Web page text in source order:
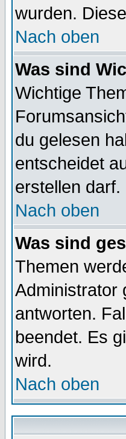
wurden.
Nach oben
Was sind
Wichtige
du gelesen
entscheidet
erstellen darf.
Nach oben
Was sind
Themen
Administrator
antworten.
beendet. Es
wird.
Nach oben